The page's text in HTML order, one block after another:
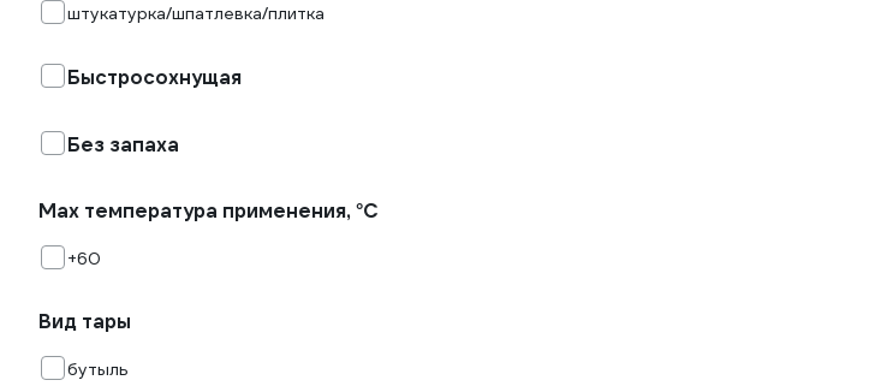
штукатурка/шпатлевка/плитка
Быстросохнущая
Без запаха
Max температура применения, °С
+60
Вид тары
бутыль